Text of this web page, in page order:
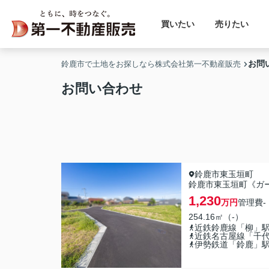
買いたい 売りたい
鈴鹿市で土地をお探しなら株式会社第一不動産販売 お問
お問い合わせ
鈴鹿市東玉垣町
鈴鹿市東玉垣町《ガ
1,230万円管理費-
254.16㎡（-）
近鉄鈴鹿線「柳」駅
近鉄名古屋線「千
伊勢鉄道「鈴鹿」駅